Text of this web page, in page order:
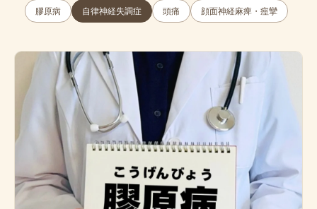
膠原病 自律神経失調症 頭痛 顔面神経麻痺・痙攣